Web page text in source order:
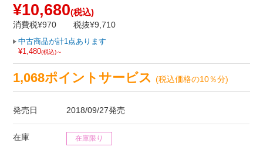
¥10,680(税込)
消費税¥970 税抜¥9,710
中古商品が計1点あります
¥1,480(税込)～
1,068ポイントサービス(税込価格の10％分)
発売日 2018/09/27発売
在庫 在庫限り